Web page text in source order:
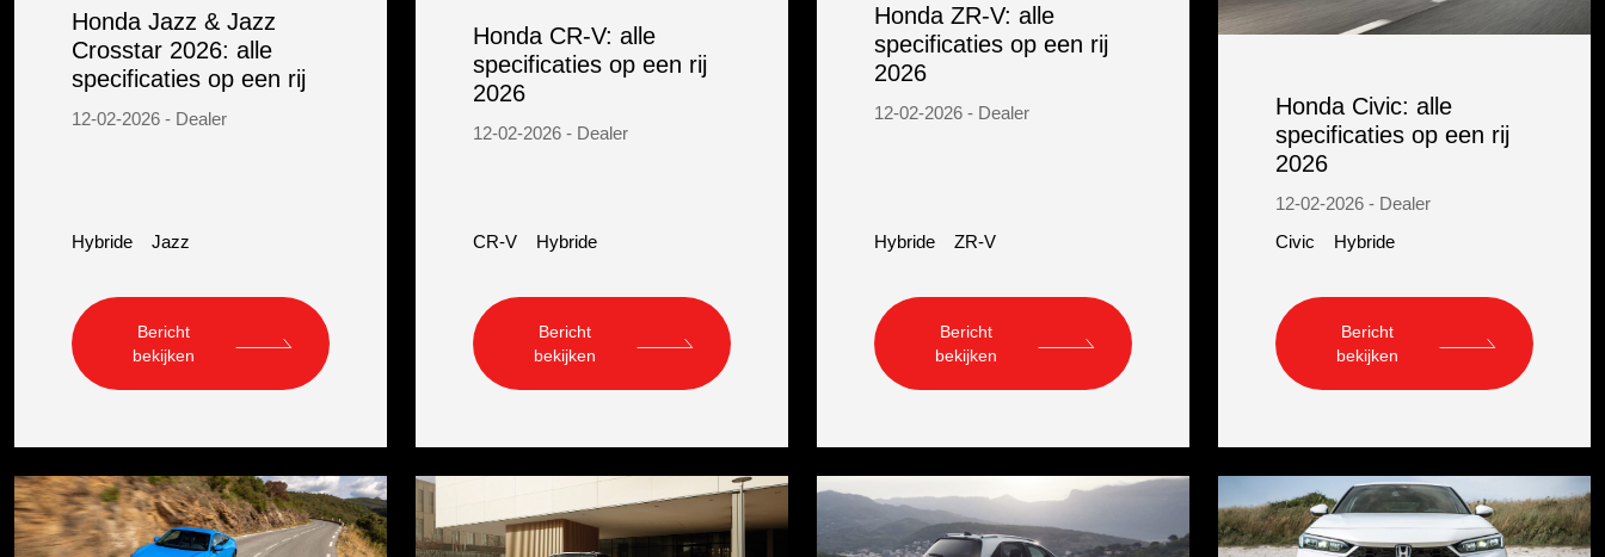
Honda Jazz & Jazz
Crosstar 2026: alle
specificaties op een rij
12-02-2026 - Dealer
Hybride Jazz
Bericht
bekijken
Honda CR-V: alle
specificaties op een rij
2026
12-02-2026 - Dealer
CR-V Hybride
Bericht
bekijken
Honda ZR-V: alle
specificaties op een rij
2026
12-02-2026 - Dealer
Hybride ZR-V
Bericht
bekijken
Honda Civic: alle
specificaties op een rij
2026
12-02-2026 - Dealer
Civic
Hybride
Bericht
bekijken